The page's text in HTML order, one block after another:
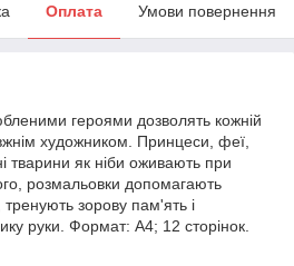
Оплата Умови повернення
героями дозволять кожній
художником. Принцеси, феї,
тварини як ніби оживають при
розмальовки допомагають
зорову пам'ять і
руки. Формат: А4; 12 сторінок.